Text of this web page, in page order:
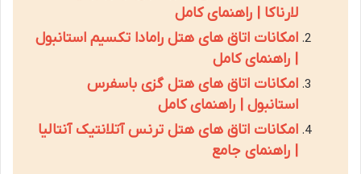
لارناکا | راهنمای کامل
امکانات اتاق های هتل رامادا تکسیم استانبول
| راهنمای کامل
امکانات اتاق های هتل گزی باسفرس
استانبول | راهنمای کامل
امکانات اتاق های هتل ترنس آتلانتیک آنتالیا
| راهنمای جامع